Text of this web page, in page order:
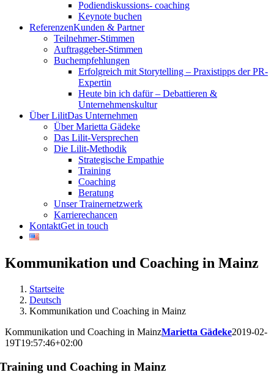
Podiendiskussions- coaching
Keynote buchen
ReferenzenKunden & Partner
Teilnehmer-Stimmen
Auftraggeber-Stimmen
Buchempfehlungen
Erfolgreich mit Storytelling – Praxistipps der PR-
Expertin
Heute bin ich dafür – Debattieren &
Unternehmenskultur
Über LilitDas Unternehmen
Über Marietta Gädeke
Das Lilit-Versprechen
Die Lilit-Methodik
Strategische Empathie
Training
Coaching
Beratung
Unser Trainernetzwerk
Karrierechancen
KontaktGet in touch
Kommunikation und Coaching in Mainz
Startseite
Deutsch
Kommunikation und Coaching in Mainz
Kommunikation und Coaching in MainzMarietta Gädeke2019-02-
19T19:57:46+02:00
Training und Coaching in Mainz